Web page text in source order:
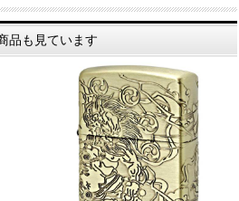
品も見ています